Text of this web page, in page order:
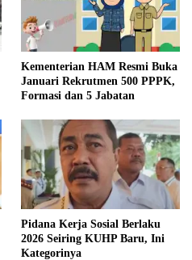
Kementerian HAM Resmi Buka
Januari Rekrutmen 500 PPPK,
Formasi dan 5 Jabatan
Pidana Kerja Sosial Berlaku
2026 Seiring KUHP Baru, Ini
Kategorinya